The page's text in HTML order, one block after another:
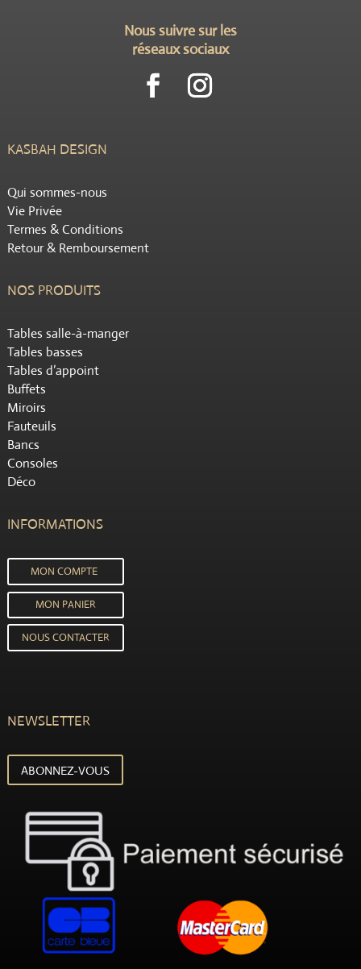
Nous suivre sur les
réseaux sociaux
KASBAH DESIGN
Qui sommes-nous
Vie Privée
Termes & Conditions
Retour & Remboursement
NOS PRODUITS
Tables salle-à-manger
Tables basses
Tables d’appoint
Buffets
Miroirs
Fauteuils
Bancs
Consoles
Déco
INFORMATIONS
MON COMPTE
MON PANIER
NOUS CONTACTER
NEWSLETTER
ABONNEZ-VOUS